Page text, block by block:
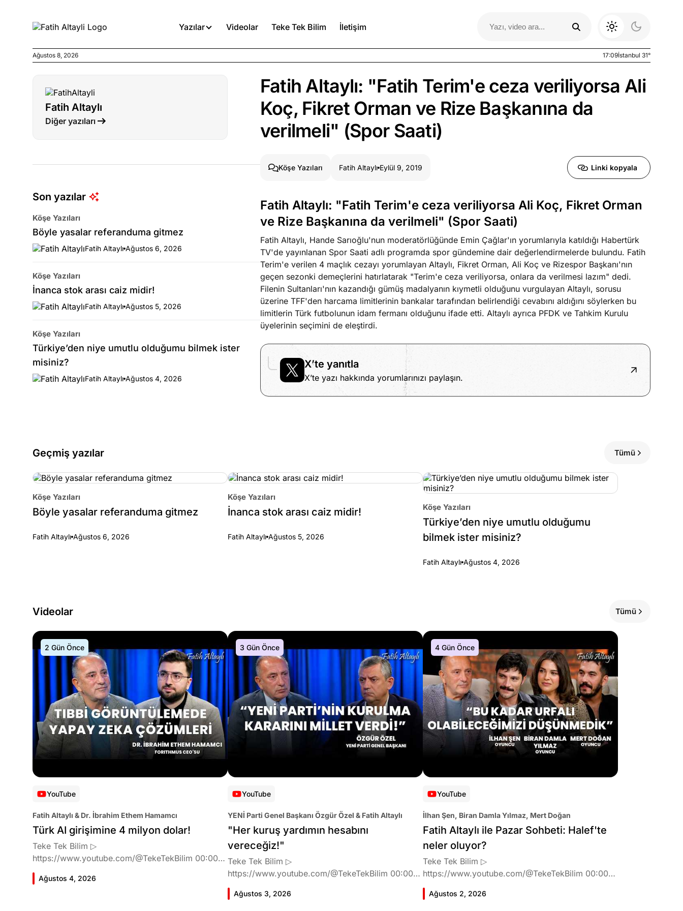
Yazılar Videolar Teke Tek Bilim İletişim
Ağustos 5, 2026
Türkiye’den niye umutlu olduğumu bilmek
Ağustos 8, 2026 17:09İstanbul 31°
Fatih Altaylı
Diğer yazıları
Son yazılar
Köşe Yazıları
Böyle yasalar referanduma gitmez
Fatih Altaylı Ağustos 6, 2026
Köşe Yazıları
İnanca stok arası caiz midir!
Fatih Altaylı Ağustos 5, 2026
Köşe Yazıları
Türkiye’den niye umutlu olduğumu bilmek ister
misiniz?
Fatih Altaylı Ağustos 4, 2026
Fatih Altaylı: "Fatih Terim'e ceza veriliyorsa Ali
Koç, Fikret Orman ve Rize Başkanına da
verilmeli" (Spor Saati)
Köşe Yazıları Fatih Altaylı Eylül 9, 2019 Linki kopyala
Fatih Altaylı: "Fatih Terim'e ceza veriliyorsa Ali Koç, Fikret Orman
ve Rize Başkanına da verilmeli" (Spor Saati)
Fatih Altaylı, Hande Sarıoğlu'nun moderatörlüğünde Emin Çağlar'ın yorumlarıyla katıldığı Habertürk
TV'de yayınlanan Spor Saati adlı programda spor gündemine dair değerlendirmelerde bulundu. Fatih
Terim'e verilen 4 maçlık cezayı yorumlayan Altaylı, Fikret Orman, Ali Koç ve Rizespor Başkanı'nın
geçen sezonki demeçlerini hatırlatarak "Terim'e ceza veriliyorsa, onlara da verilmesi lazım" dedi.
Filenin Sultanları'nın kazandığı gümüş madalyanın kıymetli olduğunu vurgulayan Altaylı, sorusu
üzerine TFF'den harcama limitlerinin bankalar tarafından belirlendiği cevabını aldığını söylerken bu
limitlerin Türk futbolunun idam fermanı olduğunu ifade etti. Altaylı ayrıca PFDK ve Tahkim Kurulu
üyelerinin seçimini de eleştirdi.
X’te yanıtla
X’te yazı hakkında yorumlarınızı paylaşın.
Geçmiş yazılar Tümü
Köşe Yazıları
Böyle yasalar referanduma gitmez
Fatih Altaylı Ağustos 6, 2026
Köşe Yazıları
İnanca stok arası caiz midir!
Fatih Altaylı Ağustos 5, 2026
Köşe Yazıları
Türkiye’den niye umutlu olduğumu
bilmek ister misiniz?
Fatih Altaylı Ağustos 4, 2026
Videolar Tümü
2 Gün Önce
YouTube
Fatih Altaylı & Dr. İbrahim Ethem Hamamcı
Türk AI girişimine 4 milyon dolar!
Teke Tek Bilim ▷
https://www.youtube.com/@TekeTekBilim 00:00
Giriş 01:51 İbrahim Ethem Hamamcı kimdir ve
akademik çalışmaları neler? 10:54 Kendi şirketlerini
Ağustos 4, 2026
3 Gün Önce
YouTube
YENİ Parti Genel Başkanı Özgür Özel & Fatih Altaylı
"Her kuruş yardımın hesabını
vereceğiz!"
Teke Tek Bilim ▷
https://www.youtube.com/@TekeTekBilim 00:00
Giriş 01:58 Butlan kararı 05:58 Butlan kararı kimin
meselesi? 11:32 Kılıçdaroğlu bu günlerin sinyalini
Ağustos 3, 2026
4 Gün Önce
YouTube
İlhan Şen, Biran Damla Yılmaz, Mert Doğan
Fatih Altaylı ile Pazar Sohbeti: Halef'te
neler oluyor?
Teke Tek Bilim ▷
https://www.youtube.com/@TekeTekBilim 00:00
Giriş 02:46 Biran Damla Yılmaz dizi teklifi
geldiğinde neler hissetti? 05:41 Oynadığı role nasıl
Ağustos 2, 2026